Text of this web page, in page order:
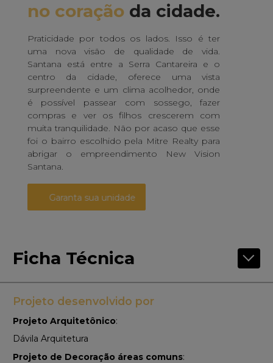
no coração da cidade.
Praticidade por todos os lados. Isso é ter
uma nova visão de qualidade de vida.
Santana está entre a Serra Cantareira e o
centro da cidade, oferece uma vista
surpreendente e um clima acolhedor, onde
é possível passear com sossego, fazer
compras e ver os filhos crescerem com
muita tranquilidade. Não por acaso que esse
foi o bairro escolhido pela Mitre Realty para
abrigar o empreendimento New Vision
Santana.
Garanta sua unidade
Ficha Técnica
Projeto desenvolvido por
Projeto Arquitetônico:
Dávila Arquitetura
Projeto de Decoração áreas comuns: